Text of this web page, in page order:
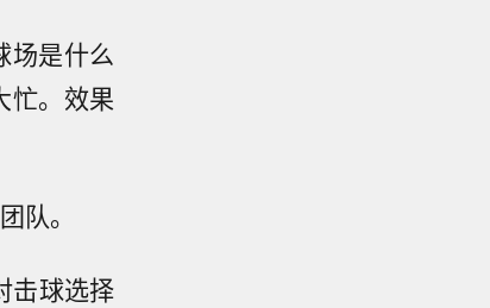
场是什么
忙。效果
队。
击球选择